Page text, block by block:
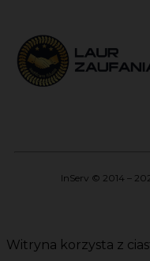
InServ © 2014 –
Witryna korzysta z